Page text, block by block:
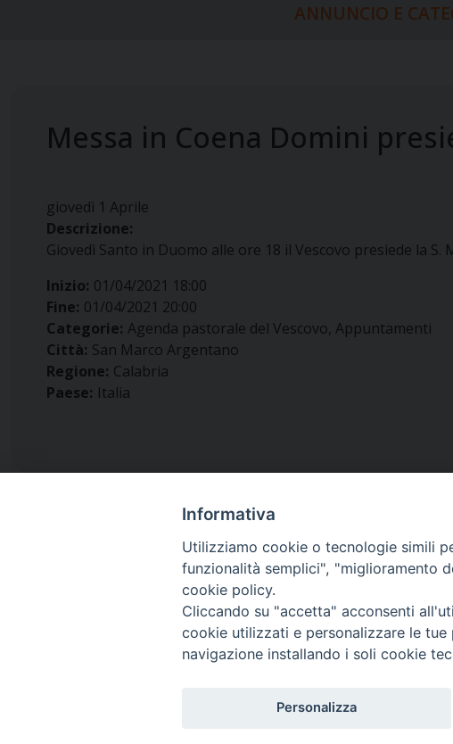
ANNUNCIO E
Messa in Coena Domini
giovedì 1 Aprile
Descrizione:
Giovedì Santo in Duomo alle ore 18 il Vescovo presiede la S.
Inizio: 01/04/2021 18:00
Fine: 01/04/2021 20:00
Categorie: Agenda pastorale del Vescovo, Appuntamenti
Città: San Marco Argentano
Regione: Calabria
Paese: Italia
Diocesi di
San Marco Argentano - Scalea
Piazza Duomo 6 (145,52 km)
Informativa
Utilizziamo cookie o tecnologie simili
funzionalità semplici", "miglioramento
cookie policy.
Cliccando su "accetta" acconsenti
cookie utilizzati e personalizzare le
navigazione installando i soli cookie
Personalizza